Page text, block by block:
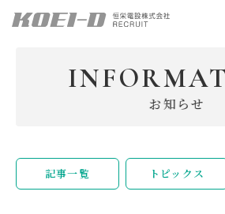
お知らせ
記事一覧 トピックス